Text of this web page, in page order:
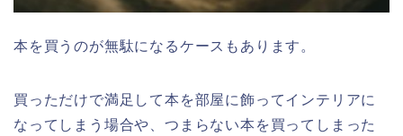
本を買うのが無駄になるケースもあります。
買っただけで満足して本を部屋に飾ってインテリアに
なってしまう場合や、つまらない本を買ってしまった